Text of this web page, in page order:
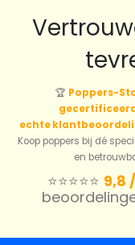
🏆 Poppers-
echte
Koop poppers bij dé
en
⭐️⭐️⭐️⭐️⭐️ 9,8